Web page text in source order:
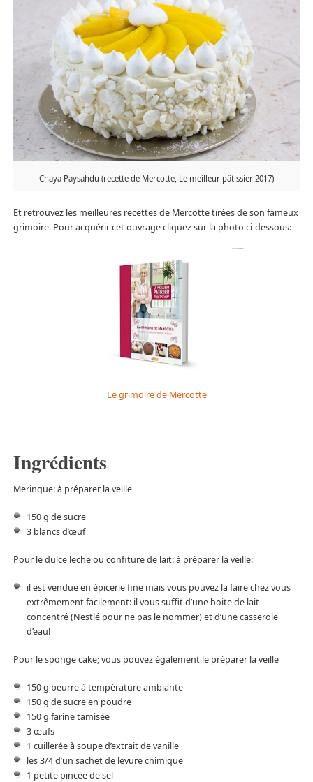
Chaya Paysahdu (recette de Mercotte, Le meilleur pâtissier 2017)
Et retrouvez les meilleures recettes de Mercotte tirées de son fameux
grimoire. Pour acquérir cet ouvrage cliquez sur la photo ci-dessous:
Le grimoire de Mercotte
Ingrédients
Meringue: à préparer la veille
150 g de sucre
3 blancs d’œuf
Pour le dulce leche ou confiture de lait: à préparer la veille:
il est vendue en épicerie fine mais vous pouvez la faire chez vous
extrêmement facilement: il vous suffit d’une boite de lait
concentré (Nestlé pour ne pas le nommer) et d’une casserole
d’eau!
Pour le sponge cake; vous pouvez également le préparer la veille
150 g beurre à température ambiante
150 g de sucre en poudre
150 g farine tamisée
3 œufs
1 cuillerée à soupe d’extrait de vanille
les 3/4 d’un sachet de levure chimique
1 petite pincée de sel